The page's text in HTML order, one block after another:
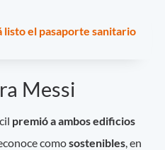
listo el pasaporte sanitario
Messi
premió a ambos edificios
comosostenibles , en